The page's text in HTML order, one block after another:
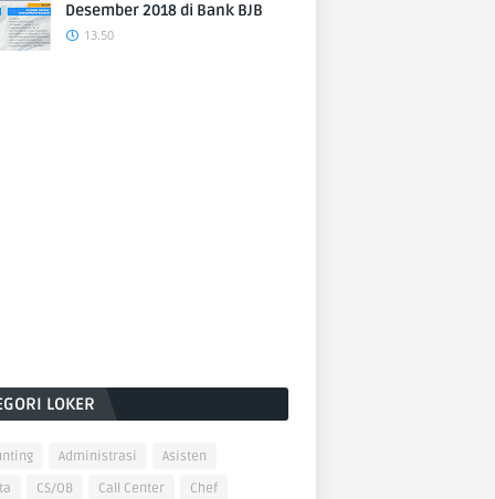
Desember 2018 di Bank BJB
13.50
LOKER
Administrasi
Asisten
CS/OB Call Center
Chef